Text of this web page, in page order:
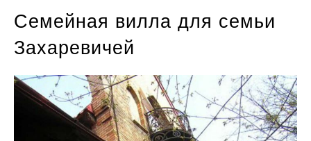
Семейная вилла для семьи
Захаревичей